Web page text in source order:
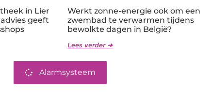
in Lier
geeft
Werkt zonne-energie ook om een
zwembad te verwarmen tijdens
bewolkte dagen in België?
Lees verder ➜
Alarmsysteem